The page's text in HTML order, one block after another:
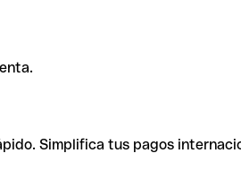
Simplifica tus pagos